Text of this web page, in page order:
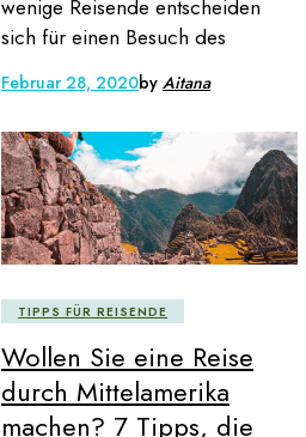
wenige Reisende entscheiden
sich für einen Besuch des
Februar 28, 2020by Aitana
TIPPS FÜR REISENDE
Wollen Sie eine Reise
durch Mittelamerika
machen? 7 Tipps, die